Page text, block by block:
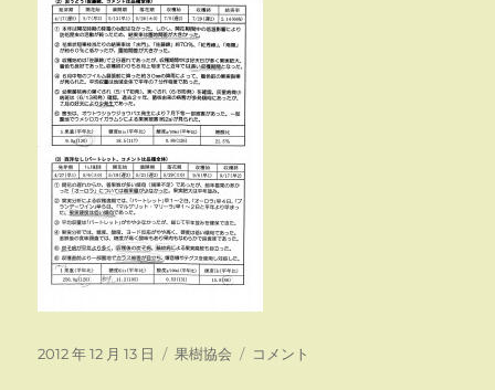
投
2012 年 12 月 13 日
カ
果樹協会
来
コメント